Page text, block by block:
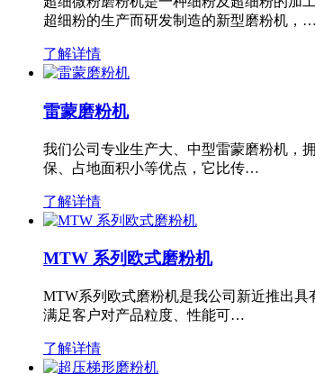
超细粉的生产而研发制造的新型磨粉机，…
了解详情
雷蒙磨粉机
我们公司专业生产大、中型雷蒙磨粉机，
保、占地面积小等优点，它比传…
了解详情
MTW 系列欧式磨粉机
MTW系列欧式磨粉机是我公司新近推出
满足客户对产品粒度、性能可…
了解详情